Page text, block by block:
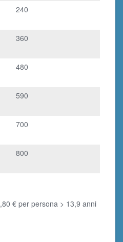
240
360
480
590
700
800
€ per persona > 13,9 anni